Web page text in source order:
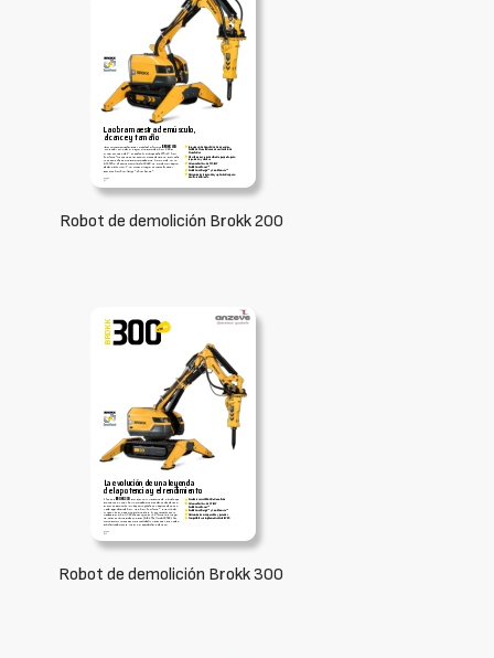
Robot de demolición Brokk 200
Robot de demolición Brokk 300